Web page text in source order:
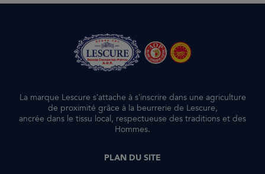
La marque Lescure s’attache à s’inscrire dans une agriculture
de proximité grâce à la beurrerie de Lescure,
ancrée dans le tissu local, respectueuse des traditions et des
Hommes.
PLAN DU SITE